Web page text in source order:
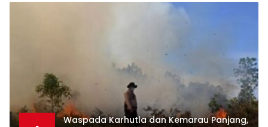
Waspada Karhutla dan Kemarau Panjang,